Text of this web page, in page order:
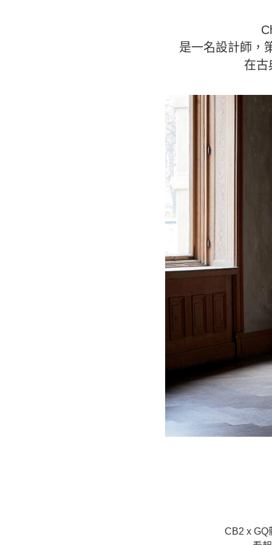
是一名設計師，
在古
CB2 x GQ